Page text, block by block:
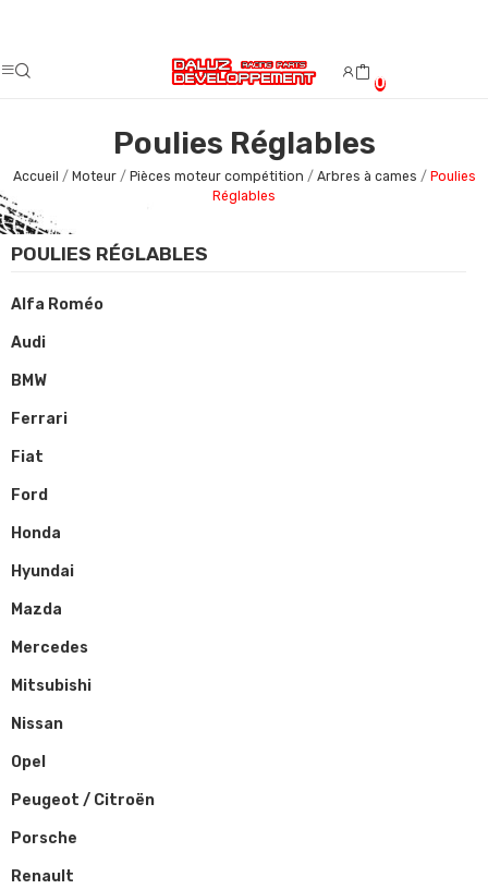
0
Poulies Réglables
Accueil Moteur Pièces moteur compétition Arbres à cames
Poulies
Réglables
POULIES RÉGLABLES
Alfa Roméo
Audi
BMW
Ferrari
Fiat
Ford
Honda
Hyundai
Mazda
Mercedes
Mitsubishi
Nissan
Opel
Peugeot / Citroën
Porsche
Renault